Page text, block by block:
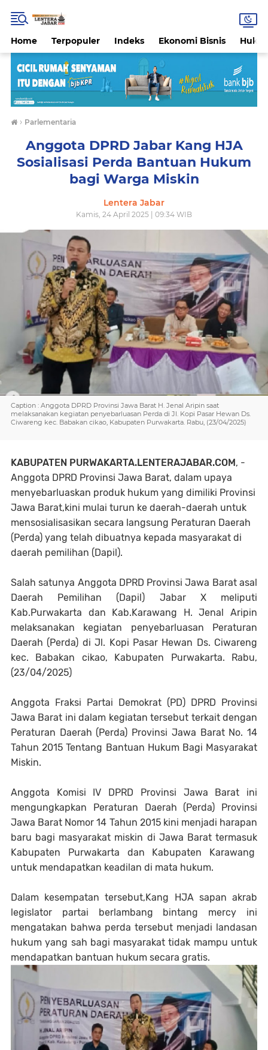
Home Terpopuler Indeks Ekonomi Bisnis
› Parlementaria
Anggota DPRD Jabar Kang HJA
Sosialisasi Perda Bantuan Hukum
bagi Warga Miskin
Lentera Jabar
Kamis, 24 April 2025 | 09:34 WIB
Caption : Anggota DPRD Provinsi Jawa Barat H. Jenal Aripin saat
melaksanakan kegiatan penyebarluasan Perda di Jl. Kopi Pasar Hewan Ds.
Ciwareng kec. Babakan cikao, Kabupaten Purwakarta. Rabu, (23/04/2025)
KABUPATEN PURWAKARTA.LENTERAJABAR.COM, -
Anggota DPRD Provinsi Jawa Barat, dalam upaya
menyebarluaskan produk hukum yang dimiliki Provinsi
Jawa Barat,kini mulai turun ke daerah-daerah untuk
mensosialisasikan secara langsung Peraturan Daerah
(Perda) yang telah dibuatnya kepada masyarakat di
daerah pemilihan (Dapil).
Salah satunya Anggota DPRD Provinsi Jawa Barat asal
Daerah Pemilihan (Dapil) Jabar X meliputi
Kab.Purwakarta dan Kab.Karawang H. Jenal Aripin
melaksanakan kegiatan penyebarluasan Peraturan
Daerah (Perda) di Jl. Kopi Pasar Hewan Ds. Ciwareng
kec. Babakan cikao, Kabupaten Purwakarta. Rabu,
(23/04/2025)
Anggota Fraksi Partai Demokrat (PD) DPRD Provinsi
Jawa Barat ini dalam kegiatan tersebut terkait dengan
Peraturan Daerah (Perda) Provinsi Jawa Barat No. 14
Tahun 2015 Tentang Bantuan Hukum Bagi Masyarakat
Miskin.
Anggota Komisi IV DPRD Provinsi Jawa Barat ini
mengungkapkan Peraturan Daerah (Perda) Provinsi
Jawa Barat Nomor 14 Tahun 2015 kini menjadi harapan
baru bagi masyarakat miskin di Jawa Barat termasuk
Kabupaten Purwakarta dan Kabupaten Karawang
untuk mendapatkan keadilan di mata hukum.
Dalam kesempatan tersebut,Kang HJA sapan akrab
legislator partai berlambang bintang mercy ini
mengatakan bahwa perda tersebut menjadi landasan
hukum yang sah bagi masyarakat tidak mampu untuk
mendapatkan bantuan hukum secara gratis.